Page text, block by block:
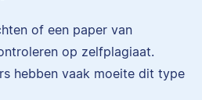
of een paper van
op zelfplagiaat.
hebben vaak moeite dit type